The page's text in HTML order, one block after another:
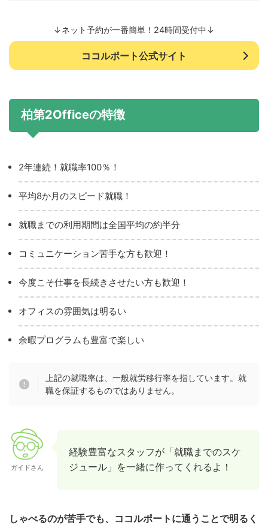
↓ネット予約が一番簡単！24時間受付中↓
ココルポート公式サイト
柏第2Officeの特徴
2年連続！就職率100％！
平均8か月のスピード就職！
就職までの利用期間は全国平均の約半分
コミュニケーション苦手な方も歓迎！
今度こそ仕事を長続きさせたい方も歓迎！
オフィスの雰囲気は明るい
余暇プログラムも豊富で楽しい
上記の就職率は、一般就労移行率を指しています。就
職を保証するものではありません。
ガイドさん
経験豊富なスタッフが「就職までのスケ
ジュール」を一緒に作ってくれるよ！
しゃべるのが苦手でも、ココルポートに通うことで明るく